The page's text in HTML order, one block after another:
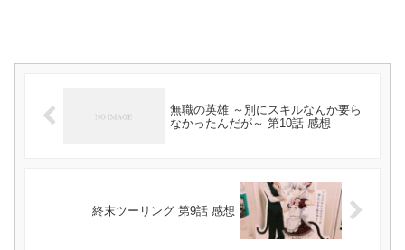
無職の英雄 ～別にスキルなんか要ら
なかったんだが～ 第10話 感想
終末ツーリング 第9話 感想